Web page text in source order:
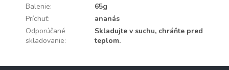
Balenie:
65g
Príchuť:
ananás
Odporúčané
skladovanie:
Skladujte v suchu, chráňte pred
teplom.